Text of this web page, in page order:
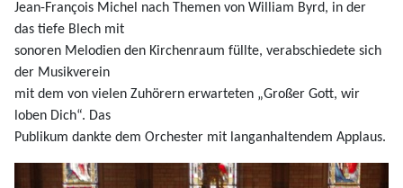
Jean-François Michel nach Themen von William Byrd, in der
das tiefe Blech mit
sonoren Melodien den Kirchenraum füllte, verabschiedete sich
der Musikverein
mit dem von vielen Zuhörern erwarteten „Großer Gott, wir
loben Dich“. Das
Publikum dankte dem Orchester mit langanhaltendem Applaus.